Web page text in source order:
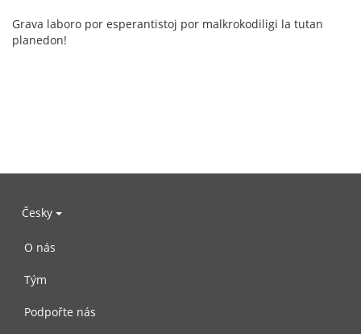
Grava laboro por esperantistoj por malkrokodiligi la tutan
planedon!
Česky
O nás
Tým
Podpořte nás